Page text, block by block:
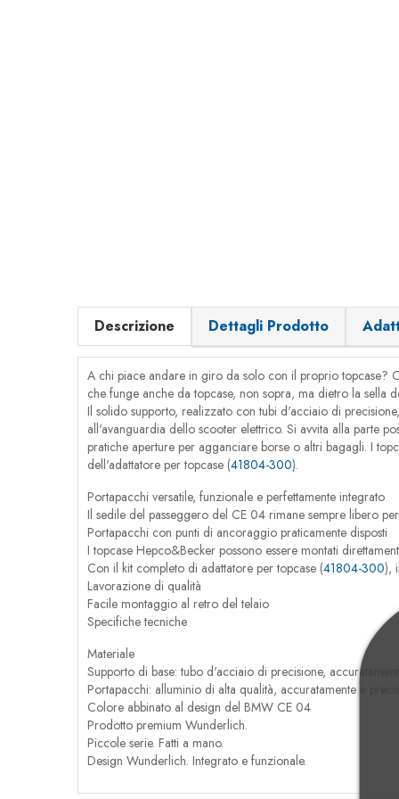
Descrizione Dettagli Prodotto
A chi piace andare in giro da solo con il proprio topcase?
che funge anche da topcase, non sopra, ma dietro la
Il solido supporto, realizzato con tubi d'acciaio di
all'avanguardia dello scooter elettrico. Si avvita alla parte
pratiche aperture per agganciare borse o altri bagagli. I
dell'adattatore per topcase (41804-300).
Portapacchi versatile, funzionale e perfettamente integrato
Il sedile del passeggero del CE 04 rimane sempre libero
Portapacchi con punti di ancoraggio praticamente disposti
I topcase Hepco&Becker possono essere montati
Con il kit completo di adattatore per topcase (41804-300),
Lavorazione di qualità
Facile montaggio al retro del telaio
Specifiche tecniche
Materiale
Supporto di base: tubo d'acciaio di precisione,
Portapacchi: alluminio di alta qualità, accuratamente e
Colore abbinato al design del BMW CE 04
Prodotto premium Wunderlich.
Piccole serie. Fatti a mano.
Design Wunderlich. Integrato e funzionale.